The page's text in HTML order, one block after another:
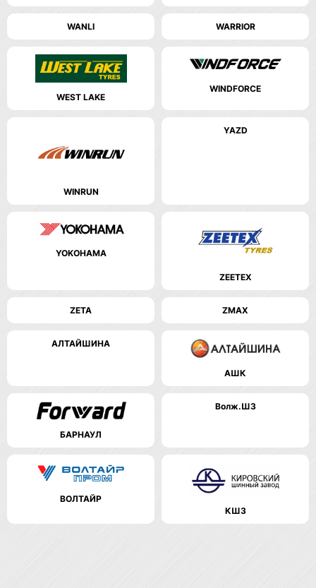
WANLI WARRIOR
WEST LAKE
WINDFORCE
WINRUN
YAZD
YOKOHAMA
ZEETEX
ZETA ZMAX
АЛТАЙШИНА
АШК
БАРНАУЛ
Волж.ШЗ
ВОЛТАЙР
КШЗ